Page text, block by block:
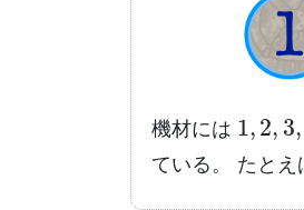
機材には
1 2 3,
ている。 たとえ